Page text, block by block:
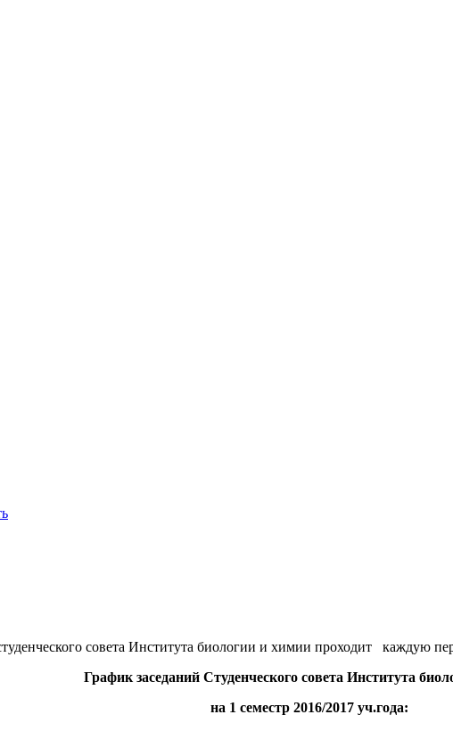
совета Института биологии и химии проходит каждую
График заседаний Студенческого совета Института
на 1 семестр 2016/2017 уч.года: